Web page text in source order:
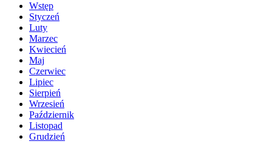
Wstęp
Styczeń
Luty
Marzec
Kwiecień
Maj
Czerwiec
Lipiec
Sierpień
Wrzesień
Październik
Listopad
Grudzień